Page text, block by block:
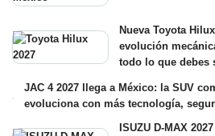
Nueva Toyota
evolución
todo lo que debes
JAC 4 2027 llega a México: la SUV
evoluciona con más tecnología,
ISUZU D-MAX